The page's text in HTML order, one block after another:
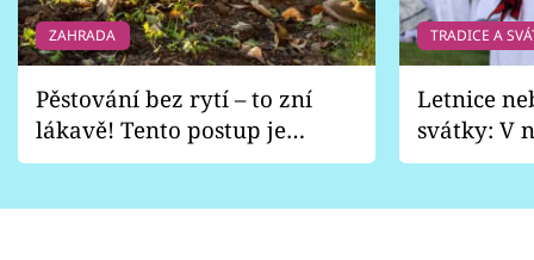
ZAHRADA
Pěstování bez rytí – to zní
lákavě! Tento postup je
vhodný jen pro některé
TRADICE A
Letnice
svátky: V
pondělí